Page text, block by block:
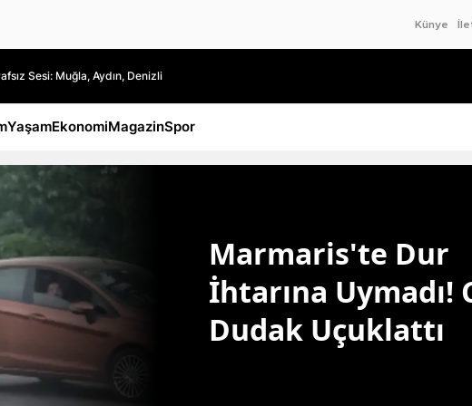
Künye
Sesi: Muğla, Aydın, Denizli
YaşamEkonomiMagazinSpor
Marmaris'te Dur
İhtarına Uymadı!
Dudak Uçuklattı